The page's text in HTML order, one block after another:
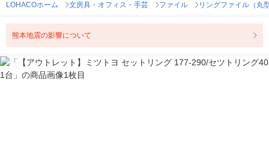
LOHACOホーム 文房具・オフィス・手芸 ファイル リングファイル（丸
熊本地震の影響について